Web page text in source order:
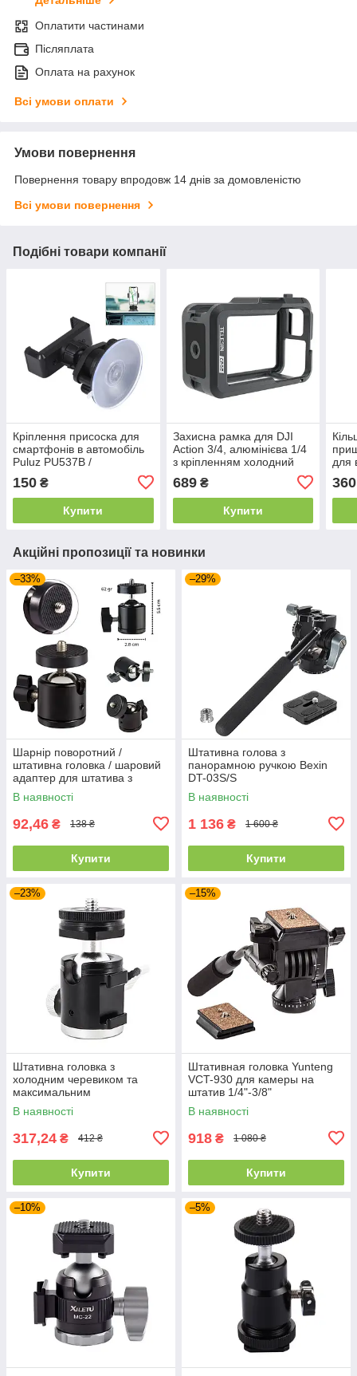
Оплатити частинами
Післяплата
Оплата на рахунок
Всі умови оплати
Умови повернення
Повернення товару впродовж 14 днів за домовленістю
Всі умови повернення
Подібні товари компанії
Кріплення присоска для
смартфонів в автомобіль
Puluz PU537B /
для телефона з
присоскою
150 ₴
Купити
Захисна рамка для DJI
Action 3/4, алюмінієва 1/4
з кріпленням холодний
689₴
Купити
для
360
Акційні пропозиції та новинки
–33%
Шарнір поворотний /
штативна головка / шаровий
адаптер для штатива з
різьбленням 1/4 і 3/8
В наявності
92,46 ₴ 138 ₴
Купити
–29%
Штативна голова з
панорамною ручкою Bexin
DT-03S/S
В наявності
1 136 ₴ 1 600 ₴
Купити
–23%
Штативна головка з
холодним черевиком та
максимальним
навантаженням 3 кг Bexin
BH-910
В наявності
317,24 ₴ 412 ₴
Купити
–15%
Штативная головка Yunteng
VCT-930 для камеры на
штатив 1/4"-3/8"
В наявності
918 ₴ 1 080 ₴
Купити
–10% –5%